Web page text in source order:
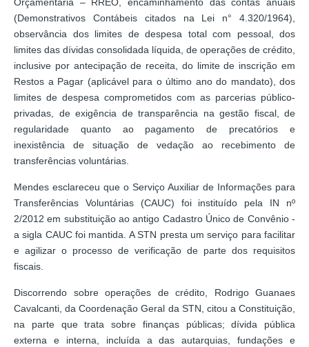
Orçamentária – RREO, encaminhamento das contas anuais
(Demonstrativos Contábeis citados na Lei n° 4.320/1964),
observância dos limites de despesa total com pessoal, dos
limites das dívidas consolidada líquida, de operações de crédito,
inclusive por antecipação de receita, do limite de inscrição em
Restos a Pagar (aplicável para o último ano do mandato), dos
limites de despesa comprometidos com as parcerias público-
privadas, de exigência de transparência na gestão fiscal, de
regularidade quanto ao pagamento de precatórios e
inexistência de situação de vedação ao recebimento de
transferências voluntárias.
Mendes esclareceu que o Serviço Auxiliar de Informações para
Transferências Voluntárias (CAUC) foi instituído pela IN nº
2/2012 em substituição ao antigo Cadastro Único de Convênio -
a sigla CAUC foi mantida. A STN presta um serviço para facilitar
e agilizar o processo de verificação de parte dos requisitos
fiscais.
Discorrendo sobre operações de crédito, Rodrigo Guanaes
Cavalcanti, da Coordenação Geral da STN, citou a Constituição,
na parte que trata sobre finanças públicas; dívida pública
externa e interna, incluída a das autarquias, fundações e